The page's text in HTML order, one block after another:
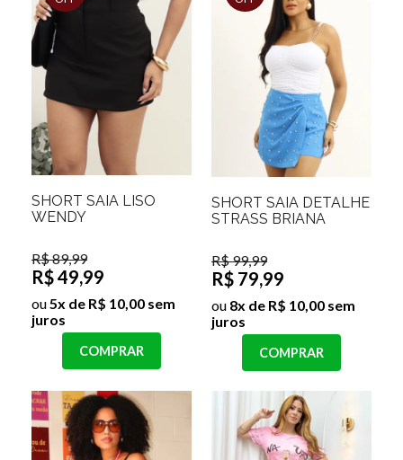
SHORT SAIA LISO
WENDY
R$ 89,99
R$ 49,99
ou5x de R$ 10,00 sem
juros
COMPRAR
SHORT SAIA DETALHE
STRASS BRIANA
R$ 99,99
R$ 79,99
ou 8x de R$ 10,00 sem
juros
COMPRAR